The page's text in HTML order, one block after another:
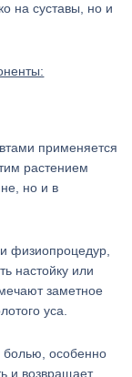
на суставы, но и
применяется
растением
но и в
физиопроцедур,
настойку или
заметное
уса.
болью, особенно
и возвращает